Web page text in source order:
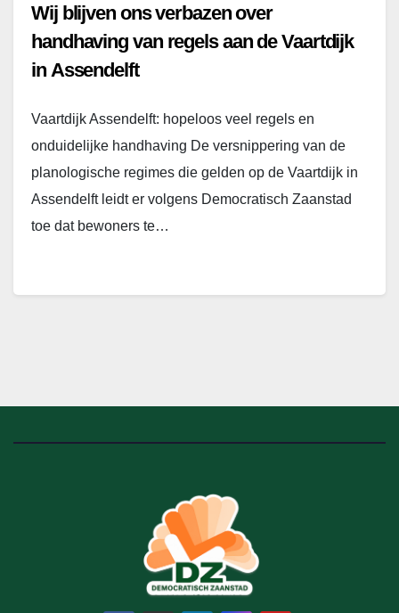
Wij blijven ons verbazen over
handhaving van regels aan de Vaartdijk
in Assendelft
Vaartdijk Assendelft: hopeloos veel regels en
onduidelijke handhaving De versnippering van de
planologische regimes die gelden op de Vaartdijk in
Assendelft leidt er volgens Democratisch Zaanstad
toe dat bewoners te…